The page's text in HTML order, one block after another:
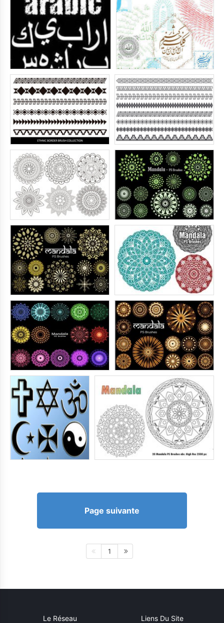
Page suivante
1
Le Réseau Liens Du Site